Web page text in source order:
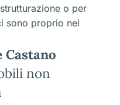
o per
sono proprio nei
Castano
non